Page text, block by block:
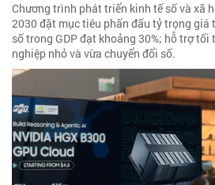
Chương trình phát triển kinh tế số và xã
2030 đặt mục tiêu phấn đấu tỷ trọng giá
số trong GDP đạt khoảng 30%; hỗ trợ
nghiệp nhỏ và vừa chuyển đổi số.